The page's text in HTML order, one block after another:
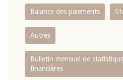
Balance des paiements
Autres
Bulletin mensuel de
financières